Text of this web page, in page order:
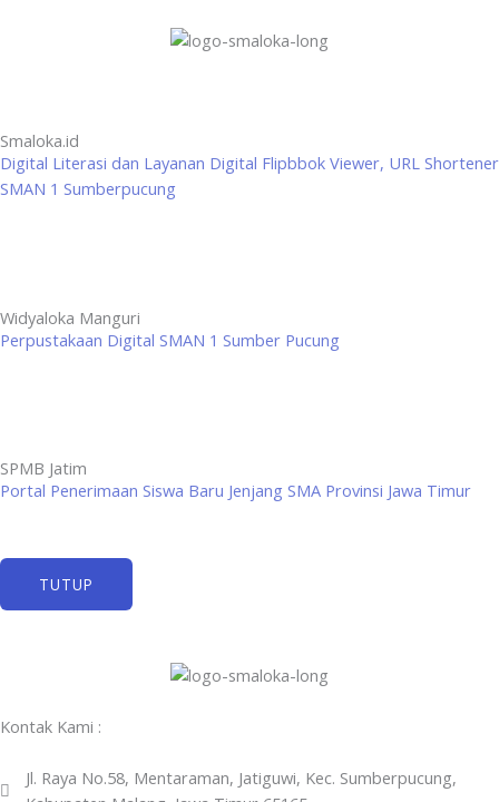
Smaloka.id
Digital Literasi dan Layanan Digital Flipbbok Viewer, URL Shortener
SMAN 1 Sumberpucung
Widyaloka Manguri
Perpustakaan Digital SMAN 1 Sumber Pucung
SPMB Jatim
Portal Penerimaan Siswa Baru Jenjang SMA Provinsi Jawa Timur
TUTUP
Kontak Kami :
Jl. Raya No.58, Mentaraman, Jatiguwi, Kec. Sumberpucung,